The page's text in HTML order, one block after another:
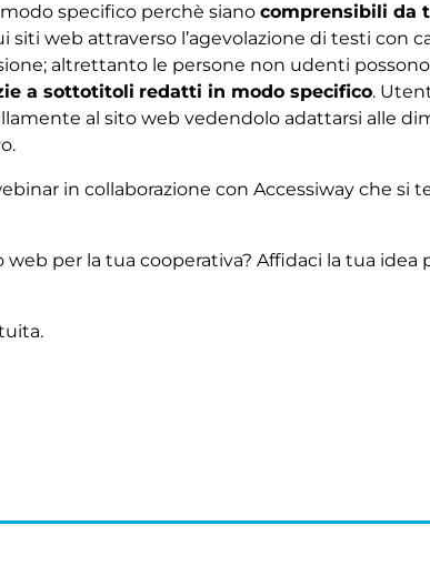
specifico perchè siano comprensibili da
siti web attraverso l’agevolazione di testi con
altrettanto le persone non udenti possono
a sottotitoli redatti in modo specifico.
al sito web vedendolo adattarsi alle
in collaborazione con Accessiway che si
web per la tua cooperativa? Affidaci la tua